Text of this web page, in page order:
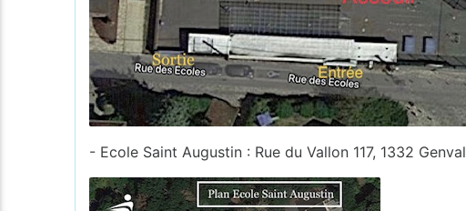
- Ecole Saint Augustin : Rue du Vallon 117, 1332 Genval